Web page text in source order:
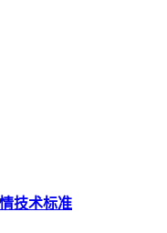
技术标准